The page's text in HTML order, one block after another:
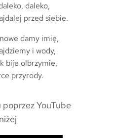
daleko,
przed siebie.
damy imię,
i wody,
bije olbrzymie,
przyrody.
poprzez YouTube